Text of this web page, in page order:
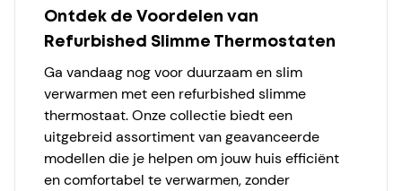
Ontdek de Voordelen van
Refurbished Slimme Thermostaten
Ga vandaag nog voor duurzaam en slim
verwarmen met een refurbished slimme
thermostaat. Onze collectie biedt een
uitgebreid assortiment van geavanceerde
modellen die je helpen om jouw huis efficiënt
en comfortabel te verwarmen, zonder